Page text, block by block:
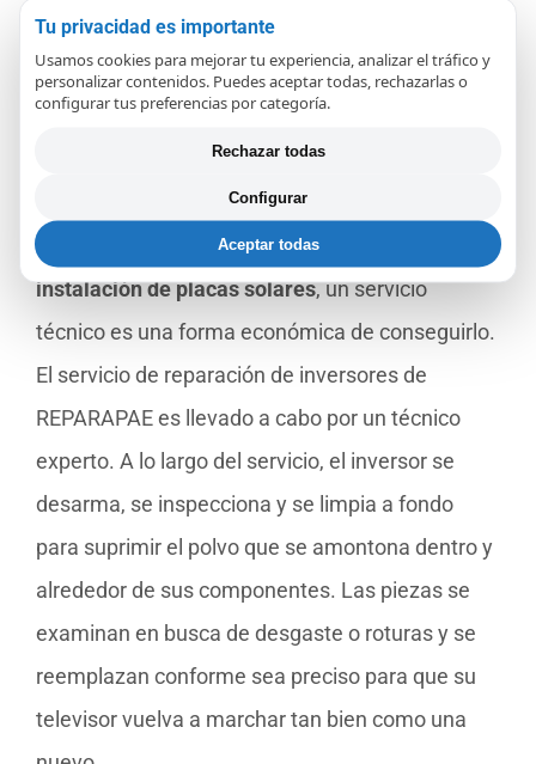
¿Porqué reparar su Inversor
en REPARAPAE?
Si quiere que su inversor funcione de forma
confiable y óptima y desea garantizar su
longevidad y una producción óptima en su
instalación de placas solares, un servicio
técnico es una forma económica de conseguirlo.
El servicio de reparación de inversores de
REPARAPAE es llevado a cabo por un técnico
experto. A lo largo del servicio, el inversor se
desarma, se inspecciona y se limpia a fondo
para suprimir el polvo que se amontona dentro y
alrededor de sus componentes. Las piezas se
examinan en busca de desgaste o roturas y se
reemplazan conforme sea preciso para que su
televisor vuelva a marchar tan bien como una
Tu privacidad es importante
Usamos cookies para mejorar tu experiencia, analizar el tráfico y
personalizar contenidos. Puedes aceptar todas, rechazarlas o
configurar tus preferencias por categoría.
Rechazar todas
Configurar
Aceptar todas